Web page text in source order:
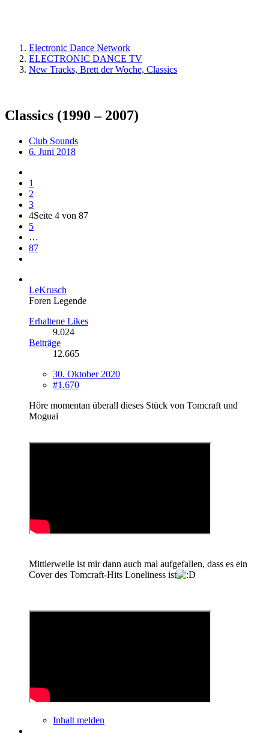
Electronic Dance Network
ELECTRONIC DANCE TV
New Tracks, Brett der Woche, Classics
Classics (1990 – 2007)
Club Sounds
6. Juni 2018
1
2
3
4Seite 4 von 87
5
…
87
LeKrusch
Foren Legende
Erhaltene Likes
9.024
Beiträge
12.665
30. Oktober 2020
#1.670
Höre momentan überall dieses Stück von Tomcraft und
Moguai
Mittlerweile ist mir dann auch mal aufgefallen, dass es ein
Cover des Tomcraft-Hits Loneliness ist
Inhalt melden